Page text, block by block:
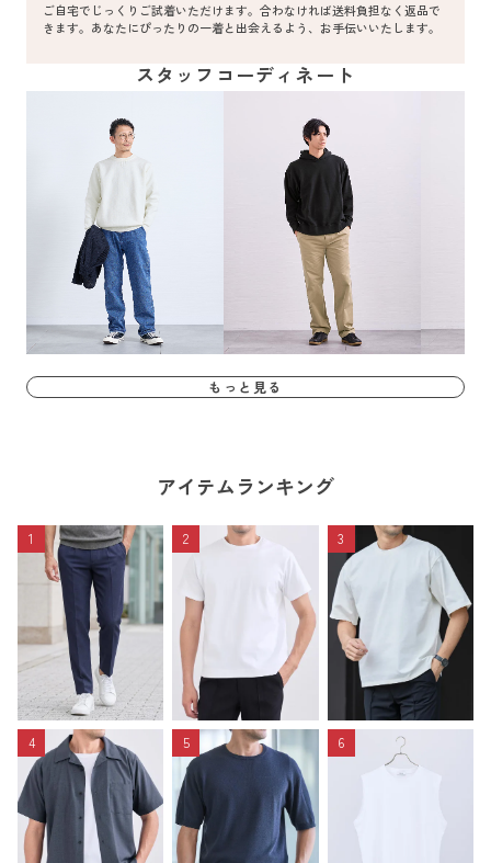
ご自宅でじっくりご試着いただけます。合わなければ送料負担なく返品で
きます。あなたにぴったりの一着と出会えるよう、お手伝いいたします。
スタッフコーディネート
もっと見る
アイテムランキング
1 2 3
4 5 6